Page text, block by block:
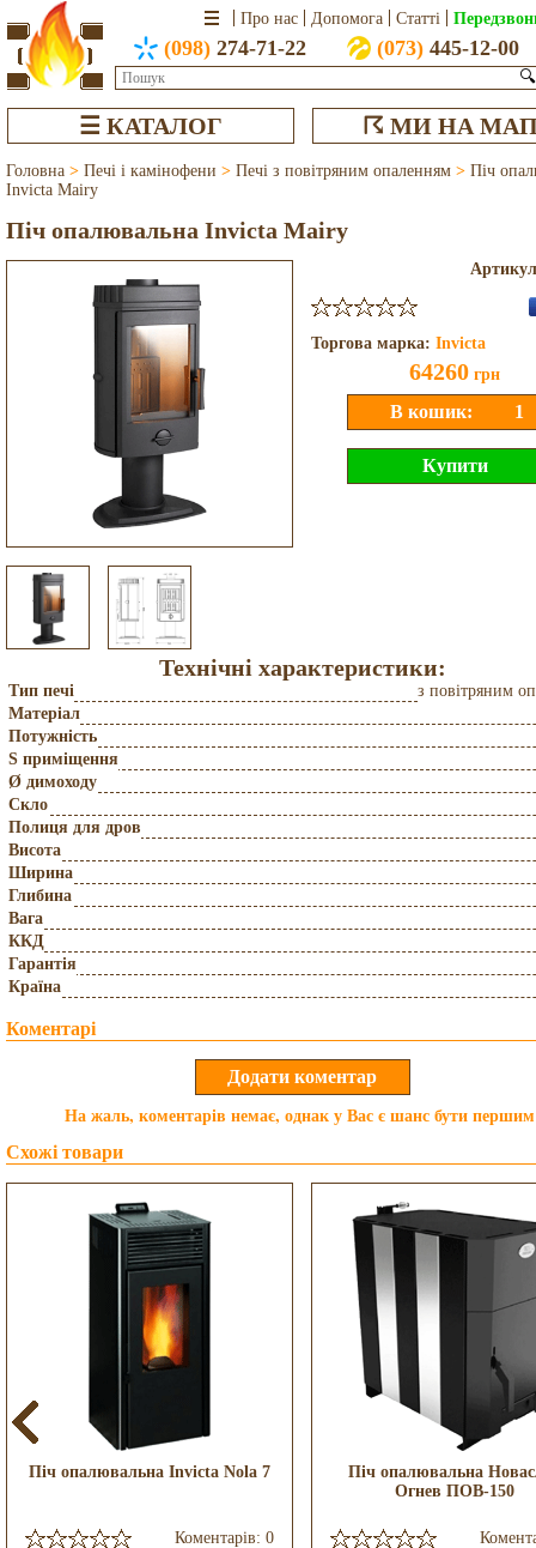
Про нас Допомога Статті
(098) 274-71-22 (073)445-12-00
🔍
☰ КАТАЛОГ ☈ МИ НА
Головна > Печі і камінофени > Печі з повітряним опаленням > Піч
Invicta Mairy
Піч опалювальна Invicta Mairy
Торгова марка: Invicta
64260 грн
Технічні характеристики:
Тип печі
з повітряним
Матеріал
Потужність
S приміщення
Ø димоходу
Скло
Полиця для дров
Висота
Ширина
Глибина
Вага
ККД
Гарантія
Країна
Коментарі
На жаль, коментарів немає, однак у Вас є шанс бути
Схожі товари
Піч опалювальна Invicta Nola 7
Коментарів: 0
Піч опалювальна
Огнев ПОВ-150